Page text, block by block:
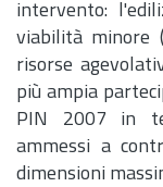
intervento:
viabilità minore
risorse
più ampia
PIN 2007 in
ammessi a
dimensioni